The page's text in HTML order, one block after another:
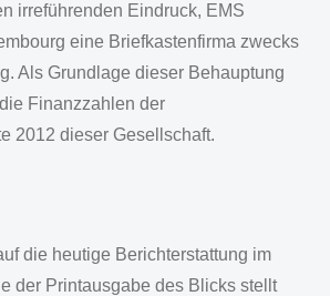
irreführenden Eindruck, EMS
eine Briefkastenfirma zwecks
Als Grundlage dieser Behauptung
Finanzzahlen der
2012 dieser Gesellschaft.
die heutige Berichterstattung im
der Printausgabe des Blicks stellt